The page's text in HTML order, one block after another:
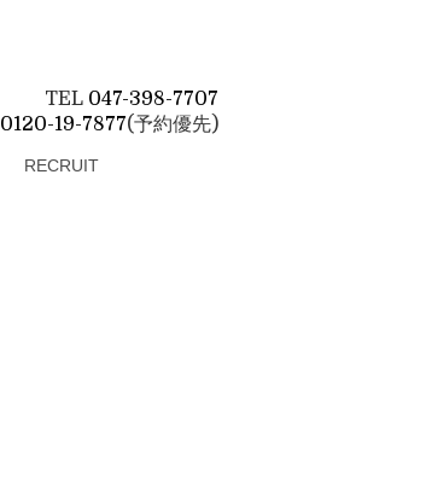
RECRUIT
TEL 047-398-7707
0120-19-7877(予約優先)